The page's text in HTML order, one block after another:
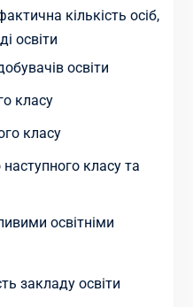
кількість осіб,
освіти
освіти
класу
класу
класу та
освітніми
закладу освіти